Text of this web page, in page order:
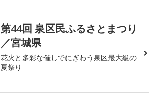
第44回 泉区民ふるさとまつり
／宮城県
花火と多彩な催しでにぎわう泉区最大級の
夏祭り